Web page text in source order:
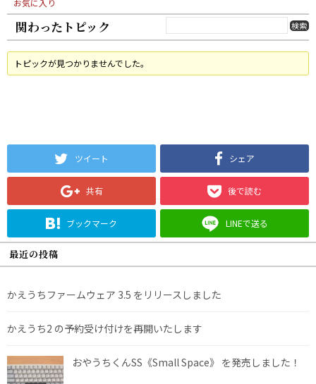
お気に入り
関わったトピック
トピックが見つかりませんでした。
ツイート シェア
共有 後で読む
ブックマーク LINEで送る
最近の投稿
かえうちファームウェア 3.5 をリリースしました
かえうち2 の予約受け付けを再開いたします
おやうちくんSS《Small Space》 を発売しました！